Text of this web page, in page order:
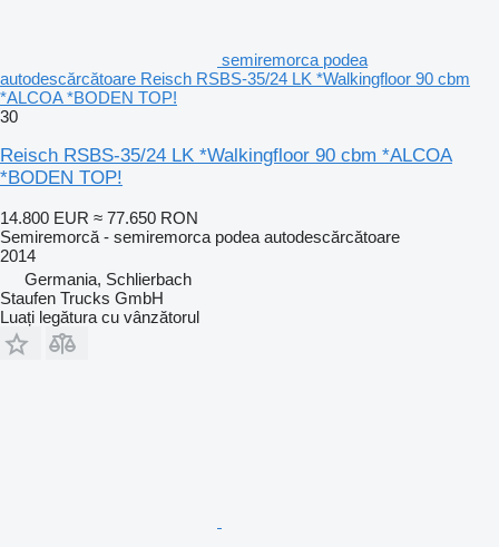
semiremorca podea
autodescărcătoare Reisch RSBS-35/24 LK *Walkingfloor 90 cbm
*ALCOA *BODEN TOP!
30
Reisch RSBS-35/24 LK *Walkingfloor 90 cbm *ALCOA
*BODEN TOP!
14.800 EUR ≈ 77.650 RON
Semiremorcă - semiremorca podea autodescărcătoare
2014
Germania, Schlierbach
Staufen Trucks GmbH
Luați legătura cu vânzătorul